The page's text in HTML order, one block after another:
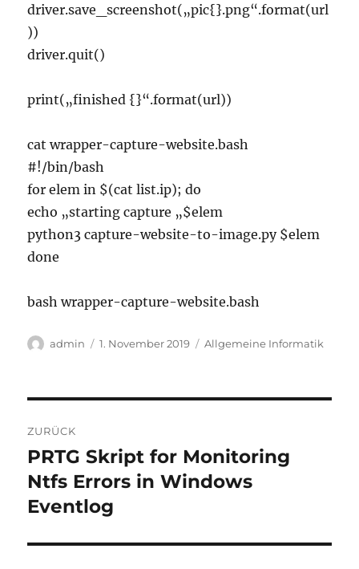
driver.save_screenshot(„pic{}.png“.format(url
))
driver.quit()
print(„finished {}“.format(url))
cat wrapper-capture-website.bash
#!/bin/bash
for elem in $(cat list.ip); do
echo „starting capture „$elem
python3 capture-website-to-image.py $elem
done
bash wrapper-capture-website.bash
Autor
admin
Veröffentlicht
1. November 2019 Kategorien
Allgemeine Informatik
ZURÜCK
Vorheriger
Beitrag:
PRTG Skript for Monitoring
Ntfs Errors in Windows
Eventlog